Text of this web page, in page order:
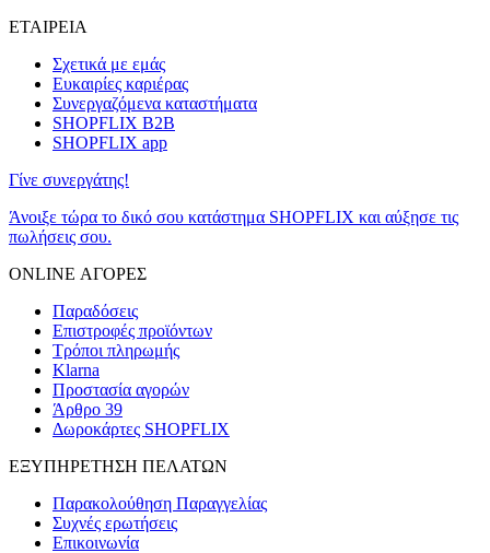
ΕΤΑΙΡΕΙΑ
Σχετικά με εμάς
Ευκαιρίες καριέρας
Συνεργαζόμενα καταστήματα
SHOPFLIX B2B
SHOPFLIX app
Γίνε συνεργάτης!
Άνοιξε τώρα το δικό σου κατάστημα SHOPFLIX και αύξησε τις
πωλήσεις σου.
ONLINE ΑΓΟΡΕΣ
Παραδόσεις
Επιστροφές προϊόντων
Τρόποι πληρωμής
Klarna
Προστασία αγορών
Άρθρο 39
Δωροκάρτες SHOPFLIX
ΕΞΥΠΗΡΕΤΗΣΗ ΠΕΛΑΤΩΝ
Παρακολούθηση Παραγγελίας
Συχνές ερωτήσεις
Επικοινωνία